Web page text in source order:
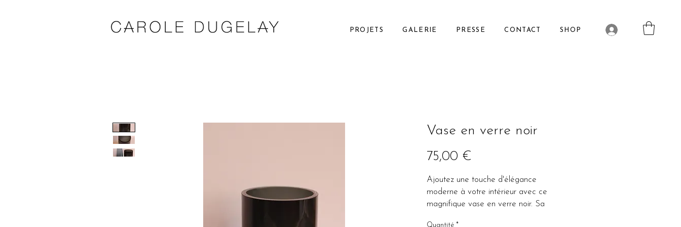
PROJETS GALERIE PRESSE CONTACT SHOP
Vase en verre noir
75,00 €
Ajoutez une touche d'élégance
moderne à votre intérieur avec ce
magnifique vase en verre noir. Sa
Quantité *